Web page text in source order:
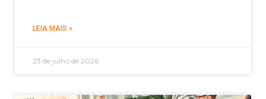
LEIA MAIS »
23 de julho de 2026